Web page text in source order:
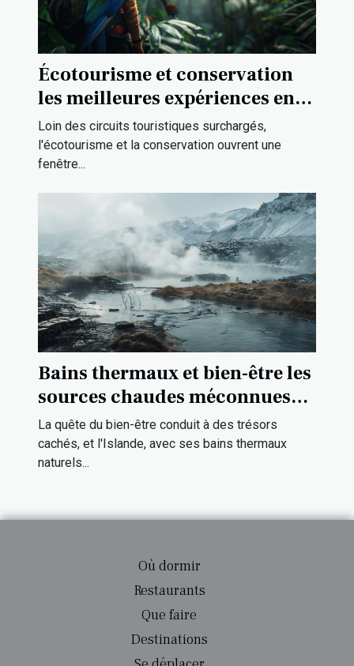
Écotourisme et conservation
les meilleures expériences en
nature peu visitées
Loin des circuits touristiques surchargés,
l'écotourisme et la conservation ouvrent une
fenêtre...
Bains thermaux et bien-être les
sources chaudes méconnues
d'Islande
La quête du bien-être conduit à des trésors
cachés, et l'Islande, avec ses bains thermaux
naturels...
Où dormir
Restaurants
Que faire
Destinations